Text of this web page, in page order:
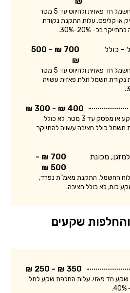
המחיר מתייחס לנקודת חשמל חד פאזית ולחיווט עד 5 מטר
או קליפס. עלות התקנת נקודת
בכ- 20%-30%.
- כולל
700 ₪ - 500
₪
המחיר מתייחס לנקודת חשמל חד פאזית ולחיווט עד 5 מטר
נקודת חשמל תלת פאזית עשויה
400 ₪ - 300 ₪
המחיר מתייחס להזזת שקע או מפסק עד 3 מטר, לא כולל
חשמל כולל חציבה עשויה להתייקר
מכונת
700 ₪ -
500 ₪
ללוח החשמל, התקנת מאמ"ת נפרד,
כוח, לא כולל חציבה.
שקעים
350 ₪ - 250 ₪
שקע חד פאזי. עלות החלפת שקע לתל